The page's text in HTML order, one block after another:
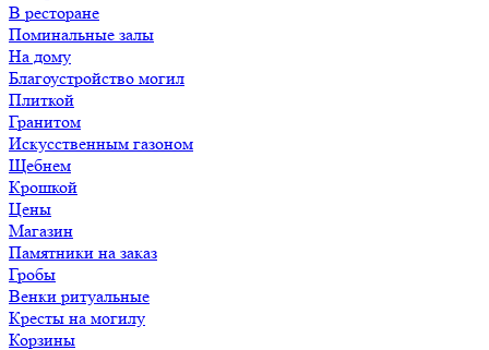
В ресторане
Поминальные залы
На дому
Благоустройство могил
Плиткой
Гранитом
Искусственным газоном
Щебнем
Крошкой
Цены
Магазин
Памятники на заказ
Гробы
Венки ритуальные
Кресты на могилу
Корзины